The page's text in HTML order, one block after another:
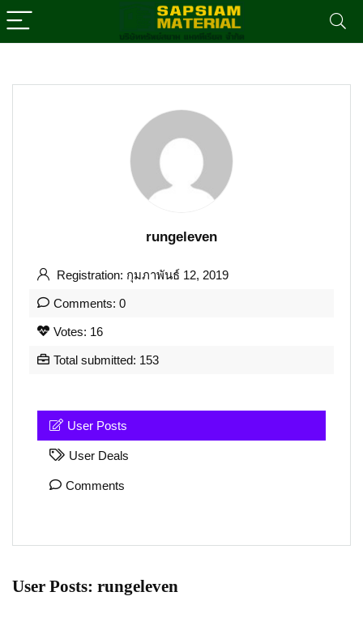
rungeleven
Registration: กุมภาพันธ์ 12, 2019
Comments: 0
Votes: 16
Total submitted: 153
User Posts
User Deals
Comments
User Posts: rungeleven